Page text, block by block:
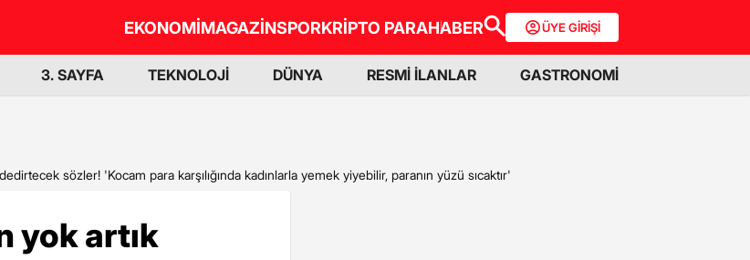
EKONOMİMAGAZİNSPORKRİPTO PARAHABER ÜYE GİRİŞİ
3. SAYFA TEKNOLOJİ DÜNYA RESMİ İLANLAR GASTRONOMİ
sözler! 'Kocam para karşılığında kadınlarla yemek yiyebilir, paranın yüzü sıcaktır'
yok artık